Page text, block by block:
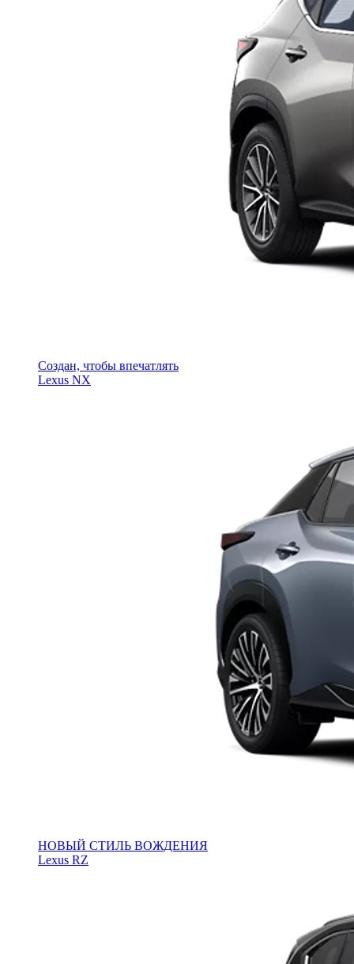
Создан, чтобы впечатлять
Lexus NX
НОВЫЙ СТИЛЬ ВОЖДЕНИЯ
Lexus RZ